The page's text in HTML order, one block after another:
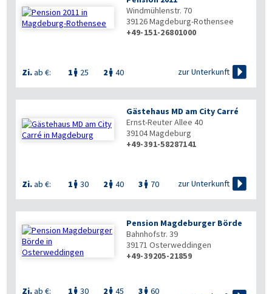
Windmühlenstr. 70
39126Magdeburg-Rothensee
+49-151-26801000
Zi.ab €: 1  25 2  40 zur Unterkunft 
Gästehaus MD am City Carré
Ernst-Reuter Allee 40
39104Magdeburg
+49-391-58287141
Zi.ab €: 1  30 2  40 3  70 zur Unterkunft 
Pension Magdeburger Börde
Bahnhofstr. 39
39171 Osterweddingen
+49-39205-21859
Zi.ab €: 1  30 2  45 3  60